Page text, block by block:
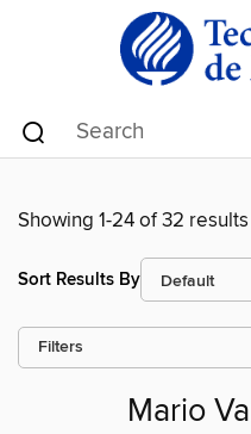
Showing 1-24 of 32 results
Sort Results By
Filters
Mario